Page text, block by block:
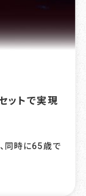
ットで実現
同時に65歳で